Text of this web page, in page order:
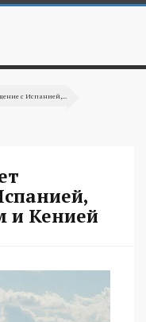
с Испанией,...
и Кенией